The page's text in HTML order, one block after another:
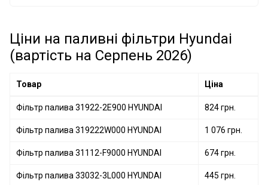
Фільтр палива 31112-C9100 HYUNDAI
Фільтр палива 31922-1K800 HYUNDAI
Ціни на паливні фільтри Hyundai
(вартість на Серпень 2026)
Товар Ціна
Фільтр палива 31922-2E900 HYUNDAI 824 грн.
Фільтр палива 319222W000 HYUNDAI 1 076 грн.
Фільтр палива 31112-F9000 HYUNDAI 674 грн.
Фільтр палива 33032-3L000 HYUNDAI 445 грн.